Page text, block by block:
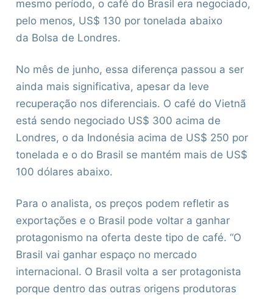
mesmo período, o café do Brasil era negociado,
pelo menos, US$ 130 por tonelada abaixo
da Bolsa de Londres.
No mês de junho, essa diferença passou a ser
ainda mais significativa, apesar da leve
recuperação nos diferenciais. O café do Vietnã
está sendo negociado US$ 300 acima de
Londres, o da Indonésia acima de US$ 250 por
tonelada e o do Brasil se mantém mais de US$
100 dólares abaixo.
Para o analista, os preços podem refletir as
exportações e o Brasil pode voltar a ganhar
protagonismo na oferta deste tipo de café. “O
Brasil vai ganhar espaço no mercado
internacional. O Brasil volta a ser protagonista
porque dentro das outras origens produtoras